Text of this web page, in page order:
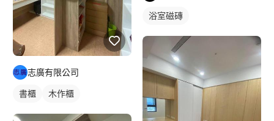
志廣有限公司
書櫃 木作櫃
浴室磁磚